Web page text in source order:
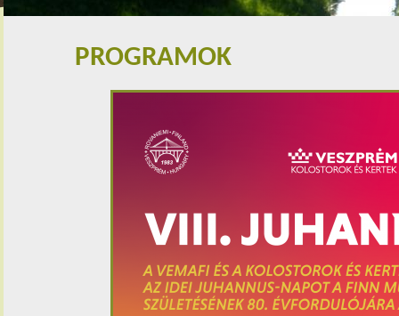
PROGRAMOK